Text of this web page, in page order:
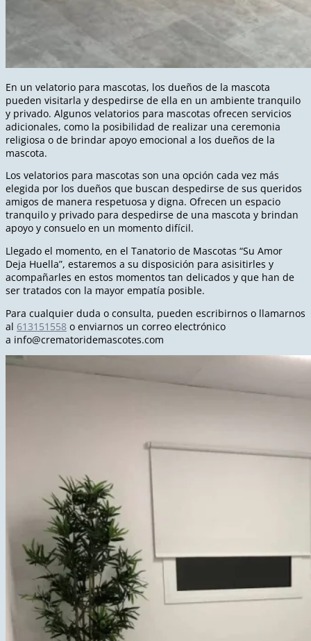
En un velatorio para mascotas, los dueños de la mascota
pueden visitarla y despedirse de ella en un ambiente tranquilo
y privado. Algunos velatorios para mascotas ofrecen servicios
adicionales, como la posibilidad de realizar una ceremonia
religiosa o de brindar apoyo emocional a los dueños de la
mascota.
Los velatorios para mascotas son una opción cada vez más
elegida por los dueños que buscan despedirse de sus queridos
amigos de manera respetuosa y digna. Ofrecen un espacio
tranquilo y privado para despedirse de una mascota y brindan
apoyo y consuelo en un momento difícil.
Llegado el momento, en el Tanatorio de Mascotas “Su Amor
Deja Huella”, estaremos a su disposición para asisitirles y
acompañarles en estos momentos tan delicados y que han de
ser tratados con la mayor empatía posible.
Para cualquier duda o consulta, pueden escribirnos o llamarnos
al 613151558 o enviarnos un correo electrónico
a info@crematoridemascotes.com